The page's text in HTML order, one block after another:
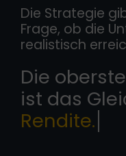
Die Strategie
Frage, ob die
realistisch
Die
ist das